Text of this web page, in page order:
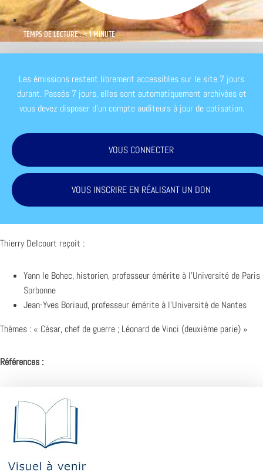
TEMPS DE LECTURE : < 1 MINUTE
Les émissions restent librement accessibles sur le site 7 jours
durant. Passés 7 jours, elles sont automatiquement archivées et
vous devez disposer d'un compte auditeurs à jour de cotisation.
VOUS CONNECTER
VOUS INSCRIRE EN RÉALISANT UN DON
Thierry Delcourt reçoit :
Yann le Bohec, historien, professeur émérite à l’Université de Paris
Sorbonne
Jean-Yves Boriaud, professeur émérite à l’Université de Nantes
Thèmes : « César, chef de guerre ; Léonard de Vinci (deuxième parie) »
Références :